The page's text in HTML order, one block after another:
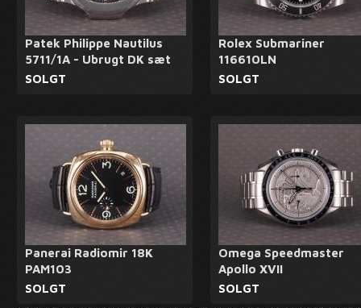
Patek Philippe Nautilus
5711/1A - Ubrugt DK sæt
SOLGT
Rolex Submariner
116610LN
SOLGT
Panerai Radiomir 18K
PAM103
SOLGT
Omega Speedmaster
Apollo XVII
SOLGT